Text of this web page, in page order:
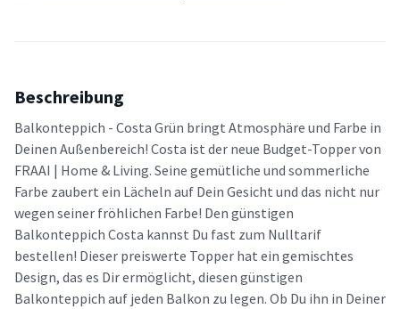
Beschreibung
Balkonteppich - Costa Grün bringt Atmosphäre und Farbe in
Deinen Außenbereich! Costa ist der neue Budget-Topper von
FRAAI | Home & Living. Seine gemütliche und sommerliche
Farbe zaubert ein Lächeln auf Dein Gesicht und das nicht nur
wegen seiner fröhlichen Farbe! Den günstigen
Balkonteppich Costa kannst Du fast zum Nulltarif
bestellen! Dieser preiswerte Topper hat ein gemischtes
Design, das es Dir ermöglicht, diesen günstigen
Balkonteppich auf jeden Balkon zu legen. Ob Du ihn in Deiner